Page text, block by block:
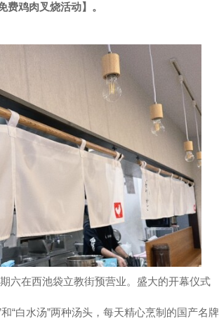
费鸡肉叉烧活动】。
六在西池袋立教街预营业。盛大的开幕仪式
“白水汤”两种汤头，每天精心烹制的国产名牌